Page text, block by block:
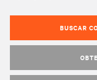
BUSCAR